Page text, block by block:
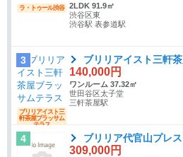
ラ・トゥール渋谷
2LDK 91.9㎡
渋谷区東
渋谷駅 表参道駅
3
ブリリアイスト三
軒茶屋ブラッサム
テラス
ブリリアイスト三軒
140,000円
ワンルーム 37.32㎡
世田谷区太子堂
三軒茶屋駅
4 ブリリア代官山プレ
309,000円